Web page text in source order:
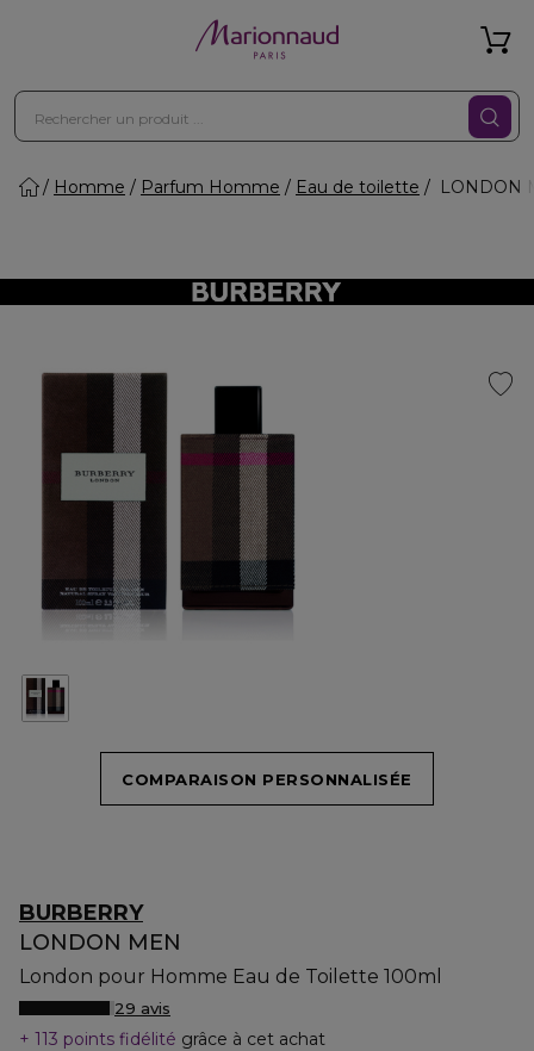
Homme Parfum Homme Eau de toilette LONDON
COMPARAISON PERSONNALISÉE
BURBERRY
LONDON MEN
London pour Homme Eau de Toilette 100ml
29 avis
113 points fidélité grâce à cet achat